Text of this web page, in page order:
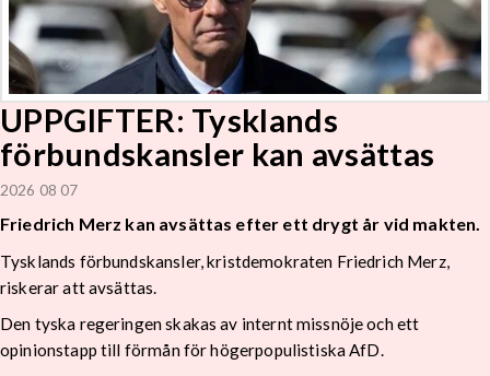
UPPGIFTER: Tysklands
förbundskansler kan avsättas
2026 08 07
Friedrich Merz kan avsättas efter ett drygt år vid makten.
Tysklands förbundskansler, kristdemokraten Friedrich Merz,
riskerar att avsättas.
Den tyska regeringen skakas av internt missnöje och ett
opinionstapp till förmån för högerpopulistiska AfD.